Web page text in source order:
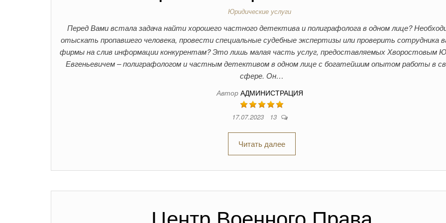
Юридические услуги
Перед Вами встала задача найти хорошего частного детектива и полиграфолога в одном лице?
отыскать пропавшего человека, провести специальные судебные экспертизы или проверить сотрудника
фирмы на слив информации конкурентам? Это лишь малая часть услуг, предоставляемых Хворостовым
Евгеньевичем – полиграфологом и частным детективом в одном лице с богатейшим опытом работы в
сфере. Он…
Автор АДМИНИСТРАЦИЯ
17.07.2023 13
Читать далее